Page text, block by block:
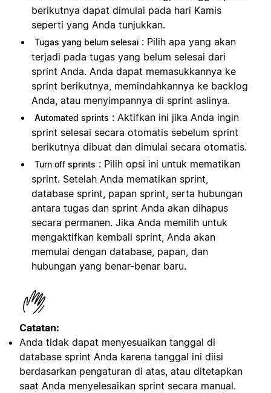
berikutnya dapat dimulai pada hari Kamis
seperti yang Anda tunjukkan.
Tugas yang belum selesai : Pilih apa yang akan
terjadi pada tugas yang belum selesai dari
sprint Anda. Anda dapat memasukkannya ke
sprint berikutnya, memindahkannya ke backlog
Anda, atau menyimpannya di sprint aslinya.
Automated sprints : Aktifkan ini jika Anda ingin
sprint selesai secara otomatis sebelum sprint
berikutnya dibuat dan dimulai secara otomatis.
Turn off sprints : Pilih opsi ini untuk mematikan
sprint. Setelah Anda mematikan sprint,
database sprint, papan sprint, serta hubungan
antara tugas dan sprint Anda akan dihapus
secara permanen. Jika Anda memilih untuk
mengaktifkan kembali sprint, Anda akan
memulai dengan database, papan, dan
hubungan yang benar-benar baru.
Catatan:
Anda tidak dapat menyesuaikan tanggal di
database sprint Anda karena tanggal ini diisi
berdasarkan pengaturan di atas, atau ditetapkan
saat Anda menyelesaikan sprint secara manual.